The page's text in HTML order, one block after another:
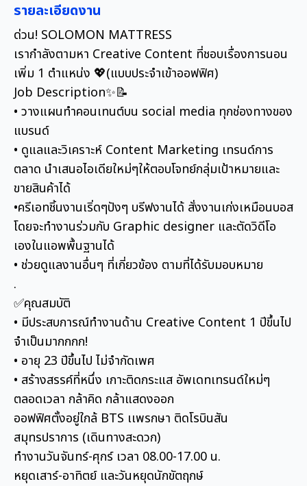
รายละเอียดงาน
ด่วน! SOLOMON MATTRESS
เรากำลังตามหา Creative Content ที่ชอบเรื่องการนอน
เพิ่ม 1 ตำแหน่ง 💖(แบบประจำเข้าออฟฟิศ)
Job Description✨📝
• วางแผนทำคอนเทนต์บน social media ทุกช่องทางของ
แบรนด์
• ดูแลและวิเคราะห์ Content Marketing เทรนด์การ
ตลาด นำเสนอไอเดียใหม่ๆให้ตอบโจทย์กลุ่มเป้าหมายและ
ขายสินค้าได้
•ครีเอทชิ้นงานเริ่ดๆปังๆ บรีฟงานได้ สั่งงานเก่งเหมือนบอส
โดยจะทำงานร่วมกับ Graphic designer และตัดวิดีโอ
เองในแอพพื้นฐานได้
• ช่วยดูแลงานอื่นๆ ที่เกี่ยวข้อง ตามที่ได้รับมอบหมาย
.
✅คุณสมบัติ
• มีประสบการณ์ทำงานด้าน Creative Content 1 ปีขึ้นไป
จำเป็นมากกกก!
• อายุ 23 ปีขึ้นไป ไม่จำกัดเพศ
• สร้างสรรค์ที่หนึ่ง เกาะติดกระแส อัพเดทเทรนด์ใหม่ๆ
ตลอดเวลา กล้าคิด กล้าแสดงออก
ออฟฟิศตั้งอยู่ใกล้ BTS เเพรกษา ติดโรบินสัน
สมุทรปราการ (เดินทางสะดวก)
ทำงานวันจันทร์-ศุกร์ เวลา 08.00-17.00 น.
หยุดเสาร์-อาทิตย์ และวันหยุดนักขัตฤกษ์